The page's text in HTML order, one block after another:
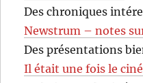
Des chroniques
Newstrum – notes
Des présentations
Il était une fois le